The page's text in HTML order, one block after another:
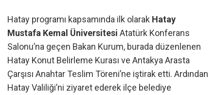
Hatay programı kapsamında ilk olarak Hatay
Mustafa Kemal Üniversitesi Atatürk Konferans
Salonu’na geçen Bakan Kurum, burada düzenlenen
Hatay Konut Belirleme Kurası ve Antakya Arasta
Çarşısı Anahtar Teslim Töreni’ne iştirak etti. Ardından
Hatay Valiliği’ni ziyaret ederek ilçe belediye